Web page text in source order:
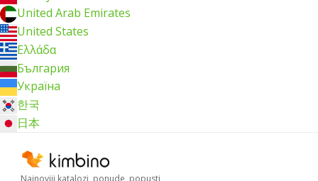
United Arab Emirates
United States
Ελλάδα
България
Україна
한국
日本
Najnoviji katalozi, ponude, popusti